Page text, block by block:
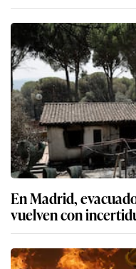
En Madrid,
vuelven con